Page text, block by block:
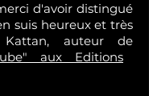
d'avoir distingué
suis heureux et très
auteur de
aux Editions